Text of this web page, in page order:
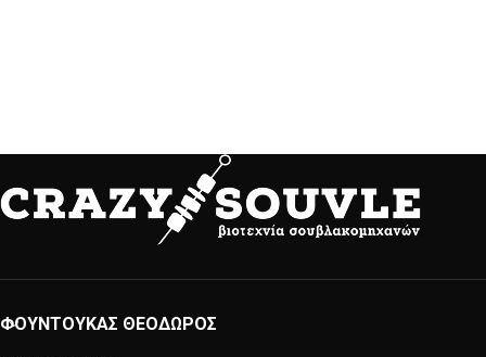
ΦΟΥΝΤΟΥΚΑΣ ΘΕΟΔΩΡΟΣ